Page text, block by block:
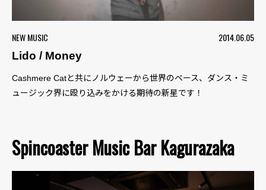
NEW MUSIC
2014.06.05
Lido / Money
Cashmere Catと共にノルウェーから世界のベース、ダンス・ミ
ュージック界に殴り込みをかける期待の新星です！
Spincoaster Music Bar Kagurazaka